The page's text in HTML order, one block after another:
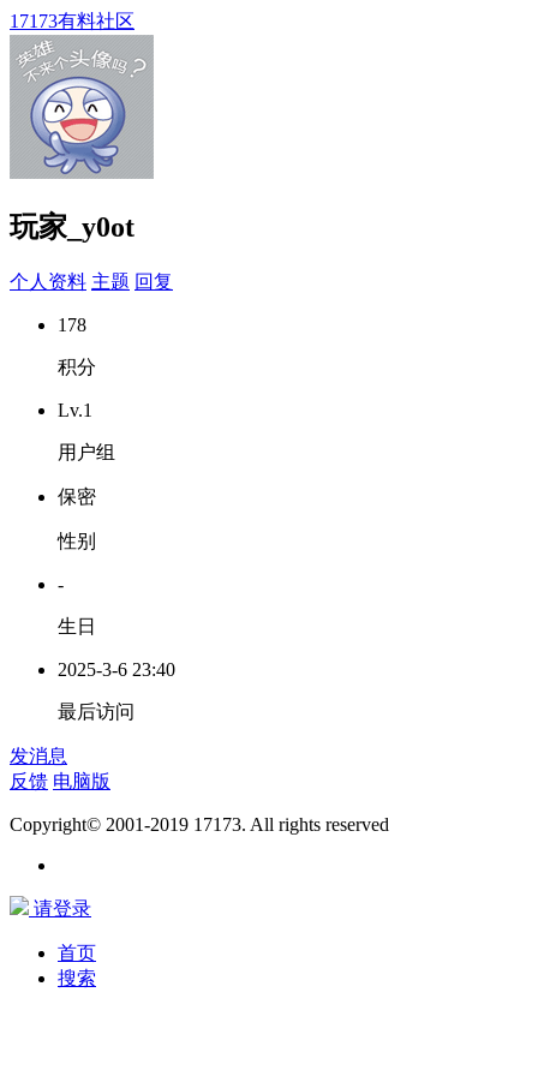
17173有料社区
玩家_y0ot
个人资料 主题 回复
178
积分
Lv.1
用户组
保密
性别
-
生日
2025-3-6 23:40
最后访问
发消息
反馈 电脑版
Copyright© 2001-2019 17173. All rights reserved
请登录
首页
搜索